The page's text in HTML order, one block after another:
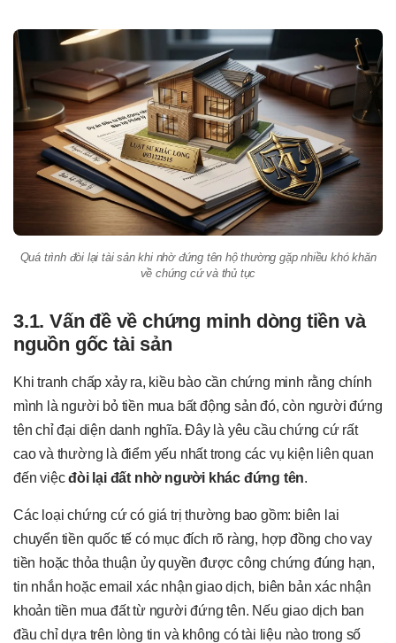
Quá trình đòi lại tài sản khi nhờ đứng tên hộ thường gặp nhiều khó khăn
về chứng cứ và thủ tục
3.1. Vấn đề về chứng minh dòng tiền và
nguồn gốc tài sản
Khi tranh chấp xảy ra, kiều bào cần chứng minh rằng chính
mình là người bỏ tiền mua bất động sản đó, còn người đứng
tên chỉ đại diện danh nghĩa. Đây là yêu cầu chứng cứ rất
cao và thường là điểm yếu nhất trong các vụ kiện liên quan
đến việcđòi lại đất nhờ người khác đứng tên.
Các loại chứng cứ có giá trị thường bao gồm: biên lai
chuyển tiền quốc tế có mục đích rõ ràng, hợp đồng cho vay
tiền hoặc thỏa thuận ủy quyền được công chứng đúng hạn,
tin nhắn hoặc email xác nhận giao dịch, biên bản xác nhận
khoản tiền mua đất từ người đứng tên. Nếu giao dịch ban
đầu chỉ dựa trên lòng tin và không có tài liệu nào trong số